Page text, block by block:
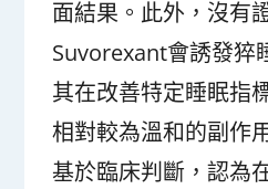
面結果。此外，沒有
Suvorexant會誘發猝
其在改善特定睡眠指
相對較為溫和的副作
基於臨床判斷，認為